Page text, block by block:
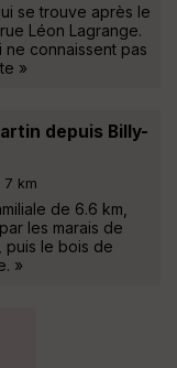
se trouve après le
Léon Lagrange.
connaissent pas
»
depuis Billy-
7 km
de 6.6 km,
les marais de
puis le bois de
»